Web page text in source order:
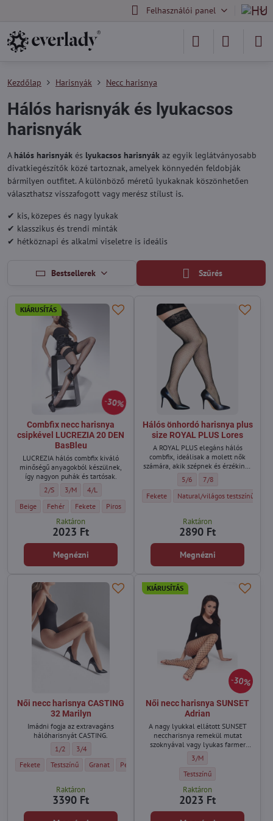
Felhasználói panel
Kezdőlap Harisnyák Necc harisnya
Hálós harisnyák és lyukacsos
harisnyák
A hálós harisnyák és lyukacsos harisnyák az egyik leglátványosabb
divatkiegészítők közé tartoznak, amelyek könnyedén feldobják
bármilyen outfitet. A különböző méretű lyukaknak köszönhetően
választhatsz visszafogott vagy merész stílust is.
✔ kis, közepes és nagy lyukak
✔ klasszikus és trendi minták
✔ hétköznapi és alkalmi viseletre is ideális
Bestsellerek Szűrés
30%
KIÁRUSÍTÁS
Combfix necc harisnya
csipkével LUCREZIA 20 DEN
BasBleu
LUCREZIA hálós combfix kiváló
minőségű anyagokból készülnek,
így nagyon puhák és tartósak.
Combfix necc harisnya csipkével LUCREZIA 20 DEN BasBleu - Méret:
2/S Combfix necc harisnya csipkével LUCREZIA 20 DEN BasBleu - Méret:
3/M Combfix necc harisnya csipkével LUCREZIA 20 DEN
4/L
Combfix necc harisnya csipkével LUCREZIA 20 DEN BasBleu - Szín:
Beige Combfix necc harisnya csipkével LUCREZIA 20 DEN BasBleu - Szín:
Fehér Combfix necc harisnya csipkével LUCREZIA 20 DEN BasBleu -
Fekete Combfix necc harisnya csipkével LUCREZIA 20 DEN
Piros
Raktáron
2023 Ft
Megnézni
Hálós önhordó harisnya plus
size ROYAL PLUS Lores
A ROYAL PLUS elegáns hálós
combfix, ideálisak a molett nők
számára, akik szépnek és érzékinek
Hálós önhordó harisnya plus
5/6 Hálós önhordó
7/8
Hálós önhordó harisnya plus size ROYAL
Fekete Hálós önhordó harisnya plus
Natural/világos testszínű
Raktáron
2890 Ft
Megnézni
Női necc harisnya CASTING
32 Marilyn
Imádni fogja az extravagáns
hálóharisnyát CASTING.
Női necc harisnya CASTING 32 Marilyn - Méret:
1/2 Női necc harisnya CASTING 32 Marilyn - Méret:
3/4
Női necc harisnya CASTING 32 Marilyn - Szín:
Fekete Női necc harisnya CASTING 32 Marilyn - Szín:
Testszínű Női necc harisnya CASTING 32 Marilyn - Szín:
Granat Női necc harisnya CASTING 32 Marilyn - Szín:
Pearl Blue
Raktáron
3390 Ft
30%
KIÁRUSÍTÁS
Női necc harisnya SUNSET
Adrian
A nagy lyukkal ellátott SUNSET
neccharisnya remekül mutat
szoknyával vagy lyukas farmer
Női necc harisnya
3/M
Női necc harisnya SUNSET
Testszínű
Raktáron
2023 Ft